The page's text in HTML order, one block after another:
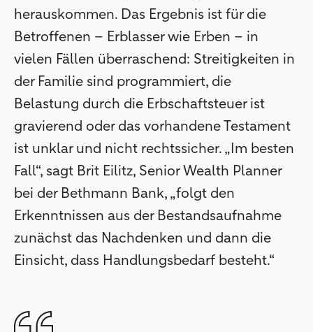
herauskommen. Das Ergebnis ist für die
Betroffenen – Erblasser wie Erben – in
vielen Fällen überraschend: Streitigkeiten in
der Familie sind programmiert, die
Belastung durch die Erbschaftsteuer ist
gravierend oder das vorhandene Testament
ist unklar und nicht rechtssicher. „Im besten
Fall“, sagt Brit Eilitz, Senior Wealth Planner
bei der Bethmann Bank, „folgt den
Erkenntnissen aus der Bestandsaufnahme
zunächst das Nachdenken und dann die
Einsicht, dass Handlungsbedarf besteht.“